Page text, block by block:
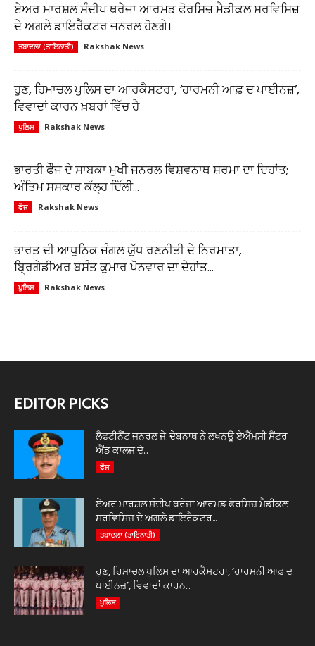
ਏਅਰ ਮਾਰਸ਼ਲ ਸੰਦੀਪ ਥਰੇਜਾ ਆਰਮਡ ਫੋਰਸਿਜ਼ ਮੈਡੀਕਲ ਸਰਵਿਸਿਜ਼
ਦੇ ਅਗਲੇ ਡਾਇਰੈਕਟਰ ਜਨਰਲ ਹੋਣਗੇ।
ਤਬਾਦਲਾ (ਤਾਇਨਾਤੀ) Rakshak News
ਹੁਣ, ਹਿਮਾਚਲ ਪੁਲਿਸ ਦਾ ਆਰਕੈਸਟਰਾ, ‘ਹਾਰਮਨੀ ਆਫ਼ ਦ ਪਾਈਨਜ਼’,
ਵਿਵਾਦਾਂ ਕਾਰਨ ਖ਼ਬਰਾਂ ਵਿੱਚ ਹੈ
ਪੁਲਿਸ Rakshak News
ਭਾਰਤੀ ਫੌਜ ਦੇ ਸਾਬਕਾ ਮੁਖੀ ਜਨਰਲ ਵਿਸ਼ਵਨਾਥ ਸ਼ਰਮਾ ਦਾ ਦਿਹਾਂਤ;
ਅੰਤਿਮ ਸਸਕਾਰ ਕੱਲ੍ਹ ਦਿੱਲੀ...
ਫੌਜ Rakshak News
ਭਾਰਤ ਦੀ ਆਧੁਨਿਕ ਜੰਗਲ ਯੁੱਧ ਰਣਨੀਤੀ ਦੇ ਨਿਰਮਾਤਾ,
ਬ੍ਰਿਗੇਡੀਅਰ ਬਸੰਤ ਕੁਮਾਰ ਪੋਨਵਾਰ ਦਾ ਦੇਹਾਂਤ...
ਪੁਲਿਸ Rakshak News
EDITOR PICKS
ਲੈਫਟੀਨੈਂਟ ਜਨਰਲ ਜੇ. ਦੇਬਨਾਥ ਨੇ ਲਖਨਊ ਏਐੱਮਸੀ ਸੈਂਟਰ
ਐਂਡ ਕਾਲਜ ਦੇ...
ਫੌਜ
ਏਅਰ ਮਾਰਸ਼ਲ ਸੰਦੀਪ ਥਰੇਜਾ ਆਰਮਡ ਫੋਰਸਿਜ਼ ਮੈਡੀਕਲ
ਸਰਵਿਸਿਜ਼ ਦੇ ਅਗਲੇ ਡਾਇਰੈਕਟਰ...
ਤਬਾਦਲਾ (ਤਾਇਨਾਤੀ)
ਹੁਣ, ਹਿਮਾਚਲ ਪੁਲਿਸ ਦਾ ਆਰਕੈਸਟਰਾ, ‘ਹਾਰਮਨੀ ਆਫ਼ ਦ
ਪਾਈਨਜ਼’, ਵਿਵਾਦਾਂ ਕਾਰਨ...
ਪੁਲਿਸ